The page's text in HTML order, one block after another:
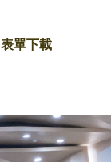
表單下載